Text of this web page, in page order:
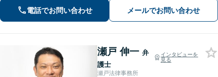
力と交渉力を強みに円満な相続へ。
電話でお問い合わせ メールでお問い合わせ
瀬戸 伸一 弁
護士
インタビューを
見る
瀬戸法律事務所